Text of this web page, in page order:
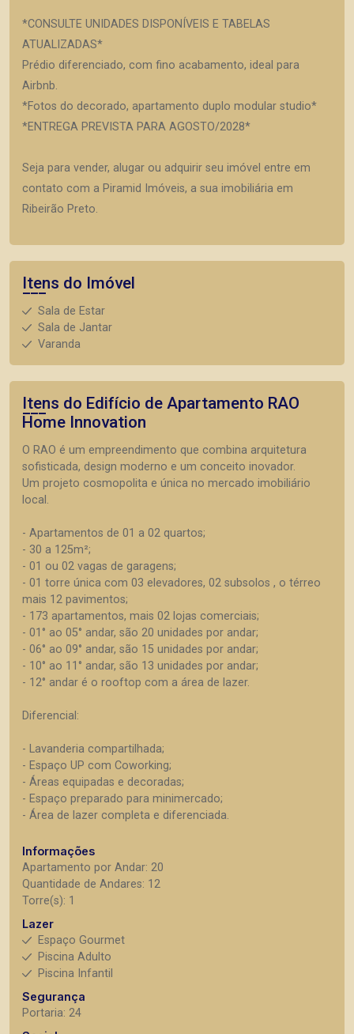
*CONSULTE UNIDADES DISPONÍVEIS E TABELAS
ATUALIZADAS*
Prédio diferenciado, com fino acabamento, ideal para
Airbnb.
*Fotos do decorado, apartamento duplo modular studio*
*ENTREGA PREVISTA PARA AGOSTO/2028*
Seja para vender, alugar ou adquirir seu imóvel entre em
contato com a Piramid Imóveis, a sua imobiliária em
Ribeirão Preto.
Itens do Imóvel
Sala de Estar
Sala de Jantar
Varanda
Itens do Edifício de Apartamento RAO
Home Innovation
O RAO é um empreendimento que combina arquitetura
sofisticada, design moderno e um conceito inovador.
Um projeto cosmopolita e única no mercado imobiliário
local.
- Apartamentos de 01 a 02 quartos;
- 30 a 125m²;
- 01 ou 02 vagas de garagens;
- 01 torre única com 03 elevadores, 02 subsolos , o térreo
mais 12 pavimentos;
- 173 apartamentos, mais 02 lojas comerciais;
- 01° ao 05° andar, são 20 unidades por andar;
- 06° ao 09° andar, são 15 unidades por andar;
- 10° ao 11° andar, são 13 unidades por andar;
- 12° andar é o rooftop com a área de lazer.
Diferencial:
- Lavanderia compartilhada;
- Espaço UP com Coworking;
- Áreas equipadas e decoradas;
- Espaço preparado para minimercado;
- Área de lazer completa e diferenciada.
Informações
Apartamento por Andar: 20
Quantidade de Andares: 12
Torre(s): 1
Lazer
Espaço Gourmet
Piscina Adulto
Piscina Infantil
Segurança
Portaria: 24